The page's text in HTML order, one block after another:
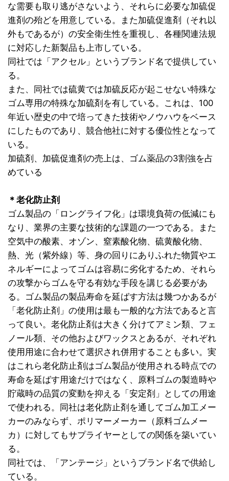
な需要も取り逃がさないよう、それらに必要な加硫促
進剤の殆どを用意している。また加硫促進剤（それ以
外もであるが）の安全衛生性を重視し、各種関連法規
に対応した新製品も上市している。
同社では「アクセル」というブランド名で提供してい
る。
また、同社では硫黄では加硫反応が起こせない特殊な
ゴム専用の特殊な加硫剤を有している。これは、100
年近い歴史の中で培ってきた技術やノウハウをベース
にしたものであり、競合他社に対する優位性となって
いる。
加硫剤、加硫促進剤の売上は、ゴム薬品の3割強を占
めている
＊老化防止剤
ゴム製品の「ロングライフ化」は環境負荷の低減にも
なり、業界の主要な技術的な課題の一つである。また
空気中の酸素、オゾン、窒素酸化物、硫黄酸化物、
熱、光（紫外線）等、身の回りにありふれた物質やエ
ネルギーによってゴムは容易に劣化するため、それら
の攻撃からゴムを守る有効な手段を講じる必要があ
る。ゴム製品の製品寿命を延ばす方法は幾つかあるが
「老化防止剤」の使用は最も一般的な方法であると言
って良い。老化防止剤は大きく分けてアミン類、フェ
ノール類、その他およびワックスとあるが、それぞれ
使用用途に合わせて選択され併用することも多い。実
はこれら老化防止剤はゴム製品が使用される時点での
寿命を延ばす用途だけではなく、原料ゴムの製造時や
貯蔵時の品質の変動を抑える「安定剤」としての用途
で使われる。同社は老化防止剤を通してゴム加工メー
カーのみならず、ポリマーメーカー（原料ゴムメー
カ）に対してもサプライヤーとしての関係を築いてい
る。
同社では、「アンテージ」というブランド名で供給し
ている。